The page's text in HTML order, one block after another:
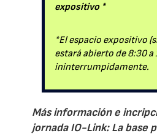
expositivo *
*El espacio expositivo
estará abierto de 8:30 a
ininterrumpidamente.
Más información e
jornada IO-Link: La base